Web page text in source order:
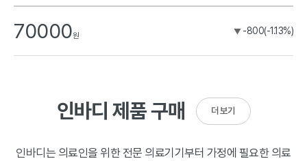
70000원 ▼-800(-1.13%)
인바디 제품 구매 더 보기
인바디는 의료인을 위한 전문 의료기기부터 가정에 필요한 의료